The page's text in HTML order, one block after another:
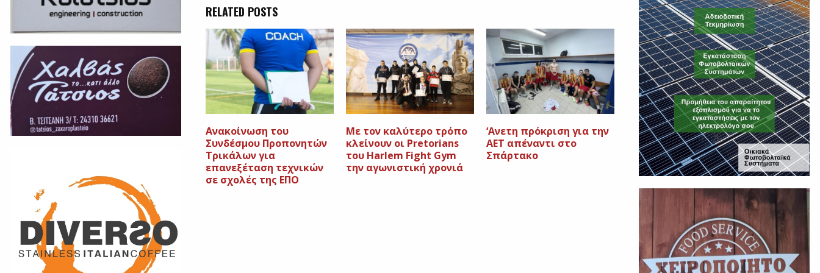
RELATED POSTS
Ανακοίνωση του
Συνδέσμου Προπονητών
Τρικάλων για
επανεξέταση τεχνικών
σε σχολές της ΕΠΟ
Με τον καλύτερο τρόπο
κλείνουν οι Pretorians
του Harlem Fight Gym
την αγωνιστική χρονιά
‘Ανετη πρόκριση για την
ΑΕΤ απέναντι στο
Σπάρτακο